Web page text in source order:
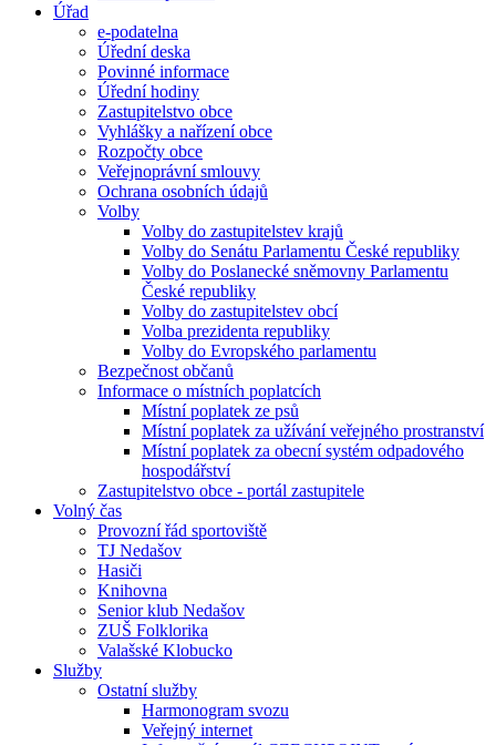
Úřad
e-podatelna
Úřední deska
Povinné informace
Úřední hodiny
Zastupitelstvo obce
Vyhlášky a nařízení obce
Rozpočty obce
Veřejnoprávní smlouvy
Ochrana osobních údajů
Volby
Volby do zastupitelstev krajů
Volby do Senátu Parlamentu České republiky
Volby do Poslanecké sněmovny Parlamentu
České republiky
Volby do zastupitelstev obcí
Volba prezidenta republiky
Volby do Evropského parlamentu
Bezpečnost občanů
Informace o místních poplatcích
Místní poplatek ze psů
Místní poplatek za užívání veřejného prostranství
Místní poplatek za obecní systém odpadového
hospodářství
Zastupitelstvo obce - portál zastupitele
Volný čas
Provozní řád sportoviště
TJ Nedašov
Hasiči
Knihovna
Senior klub Nedašov
ZUŠ Folklorika
Valašské Klobucko
Služby
Ostatní služby
Harmonogram svozu
Veřejný internet